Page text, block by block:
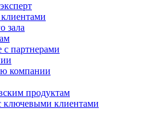
клиентами
зала
с партнерами
компании
продуктам
ключевыми клиентами